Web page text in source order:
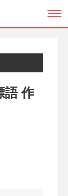
語 作